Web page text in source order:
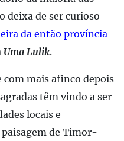
deixa de ser curioso
da então província
Uma Lulik.
com mais afinco depois
têm vindo a ser
locais e
de Timor-